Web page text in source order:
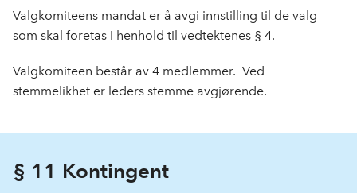
Valgkomiteens mandat er å avgi innstilling til de valg
som skal foretas i henhold til vedtektenes § 4.
Valgkomiteen består av 4 medlemmer. Ved
stemmelikhet er leders stemme avgjørende.
§ 11 Kontingent